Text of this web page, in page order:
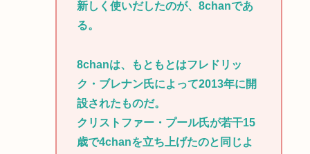
新しく使いだしたのが、8chanであ
る。
8chanは、もともとはフレドリッ
ク・ブレナン氏によって2013年に開
設されたものだ。
クリストファー・プール氏が若干15
歳で4chanを立ち上げたのと同じよ